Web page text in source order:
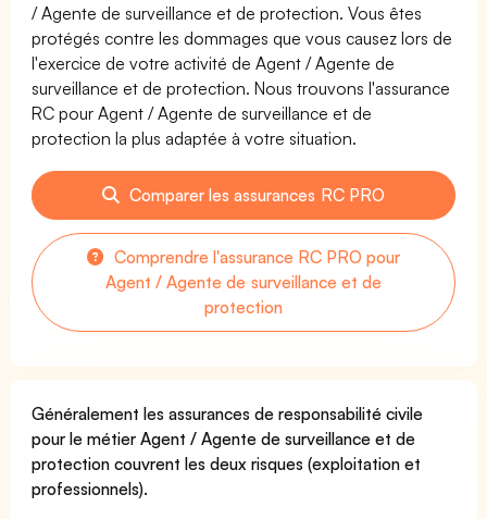
/ Agente de surveillance et de protection. Vous êtes
protégés contre les dommages que vous causez lors de
l'exercice de votre activité de Agent / Agente de
surveillance et de protection. Nous trouvons l'assurance
RC pour Agent / Agente de surveillance et de
protection la plus adaptée à votre situation.
Comparer les assurances RC PRO
Comprendre l'assurance RC PRO pour
Agent / Agente de surveillance et de
protection
Généralement les assurances de responsabilité civile
pour le métier Agent / Agente de surveillance et de
protection couvrent les deux risques (exploitation et
professionnels).